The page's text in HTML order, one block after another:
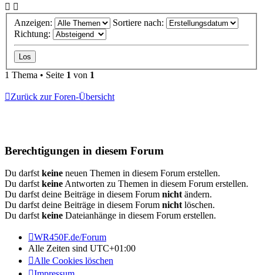
Anzeigen:
Sortiere nach:
Richtung:
1 Thema • Seite 1 von 1
Zurück zur Foren-Übersicht
Berechtigungen in diesem Forum
Du darfst keine neuen Themen in diesem Forum erstellen.
Du darfst keine Antworten zu Themen in diesem Forum erstellen.
Du darfst deine Beiträge in diesem Forum nicht ändern.
Du darfst deine Beiträge in diesem Forum nicht löschen.
Du darfst keine Dateianhänge in diesem Forum erstellen.
WR450F.de/Forum
Alle Zeiten sind UTC+01:00
Alle Cookies löschen